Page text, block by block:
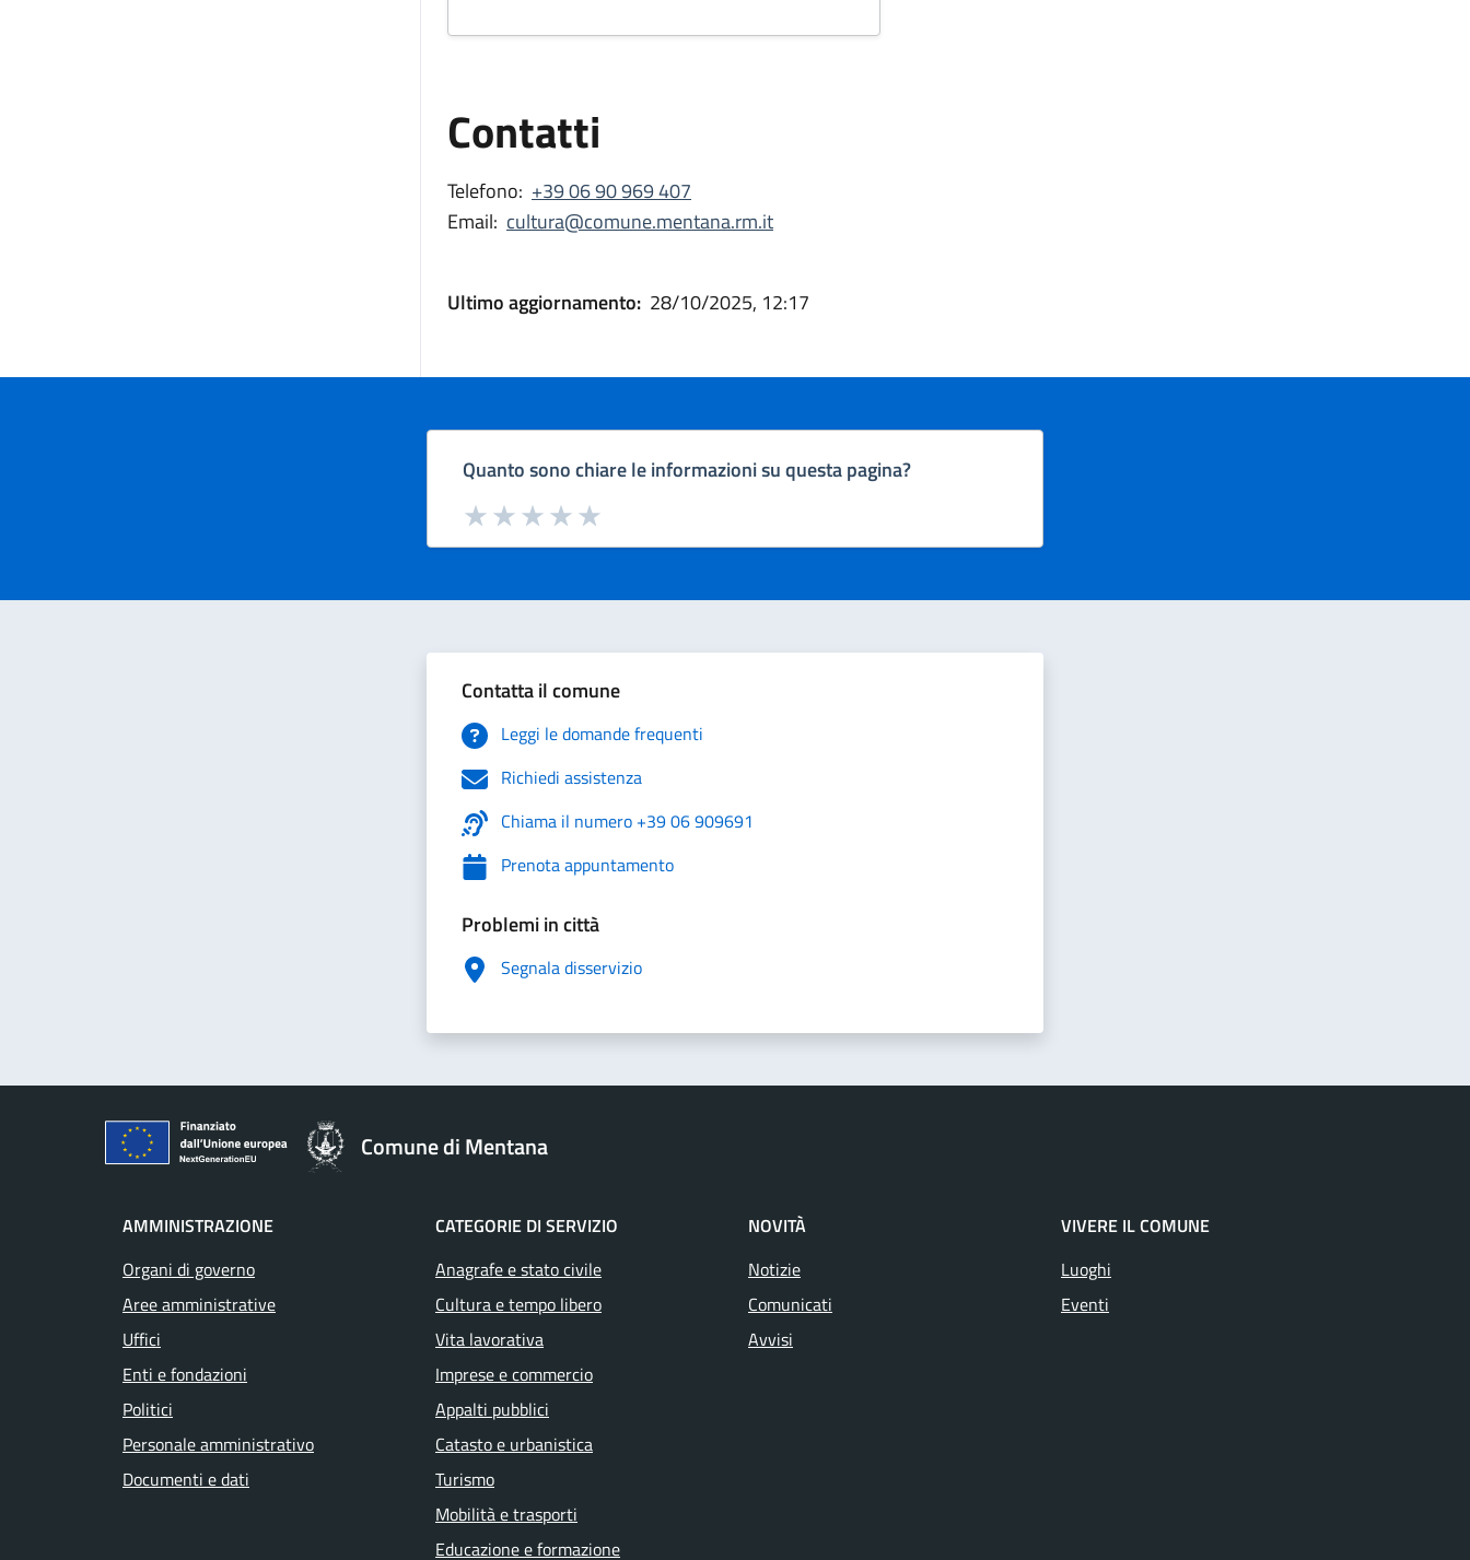
Contatti
Telefono: +39 06 90 969 407
Email: cultura@comune.mentana.rm.it
Ultimo aggiornamento: 28/10/2025, 12:17
Quanto sono chiare le informazioni su questa pagina?
Valuta da 1 a 5 stelle la pagina
Valuta 5 stelle su 5
Valuta 4 stelle su 5
Valuta 3 stelle su 5
Valuta 2 stelle su 5
Valuta 1 stelle su 5
Contatta il comune
Leggi le domande frequenti
Richiedi assistenza
Chiama il numero +39 06 909691
Prenota appuntamento
Problemi in città
Segnala disservizio
Comune di Mentana
AMMINISTRAZIONE
Organi di governo
Aree amministrative
Uffici
Enti e fondazioni
Politici
Personale amministrativo
Documenti e dati
CATEGORIE DI SERVIZIO
Anagrafe e stato civile
Cultura e tempo libero
Vita lavorativa
Imprese e commercio
Appalti pubblici
Catasto e urbanistica
Turismo
Mobilità e trasporti
Educazione e formazione
NOVITÀ
Notizie
Comunicati
Avvisi
VIVERE IL COMUNE
Luoghi
Eventi